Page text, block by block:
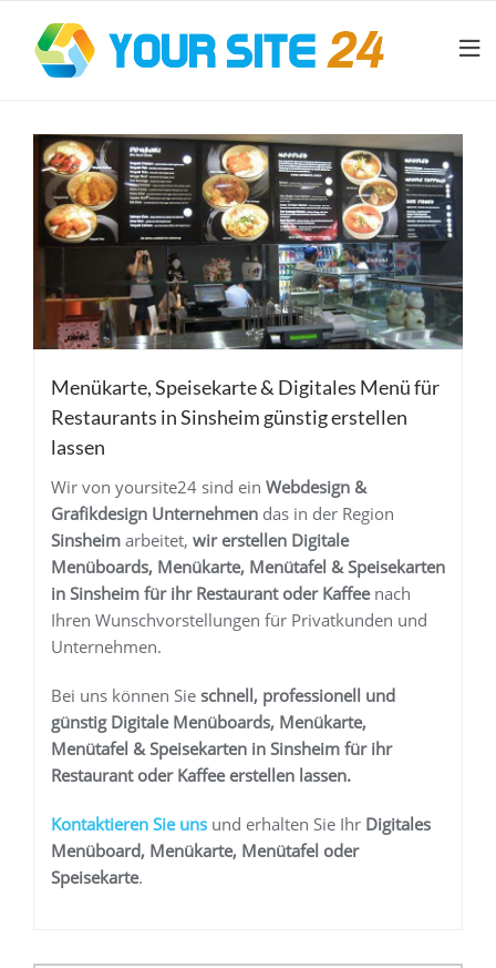
Menükarte, Speisekarte & Digitales Menü für
Restaurants in Sinsheim günstig erstellen
lassen
Wir von yoursite24 sind ein Webdesign &
Grafikdesign Unternehmen das in der Region
Sinsheim arbeitet, wir erstellen Digitale
Menüboards, Menükarte, Menütafel & Speisekarten
in Sinsheim für ihr Restaurant oder Kaffeenach
Ihren Wunschvorstellungen für Privatkunden und
Unternehmen.
Bei uns können Sie schnell, professionell und
günstig Digitale Menüboards, Menükarte,
Menütafel & Speisekarten in Sinsheim für ihr
Restaurant oder Kaffee erstellen lassen.
Kontaktieren Sie uns und erhalten Sie Ihr Digitales
Menüboard, Menükarte, Menütafel oder
Speisekarte.